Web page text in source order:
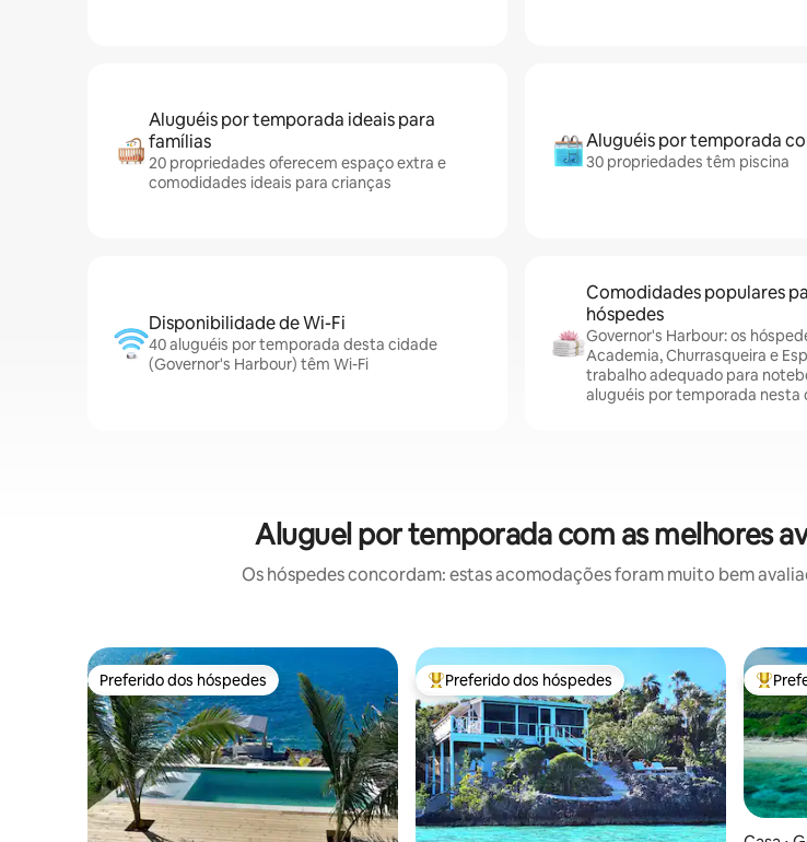
Aluguéis por temporada ideais para
famílias
20 propriedades oferecem espaço extra e
comodidades ideais para crianças
Aluguéis por temporada
30 propriedades têm piscina
Disponibilidade de Wi-Fi
40 aluguéis por temporada desta cidade
(Governor's Harbour) têm Wi-Fi
Comodidades populares
hóspedes
Governor's Harbour: os
Academia, Churrasqueira e
trabalho adequado para
aluguéis por temporada nesta
Aluguel por temporada com as melhores
Os hóspedes concordam: estas acomodações foram muito bem
Preferido dos hóspedes
Preferido dos hóspedes Entre os melhores preferidos dos hóspedes
Preferido dos hóspedes Entre